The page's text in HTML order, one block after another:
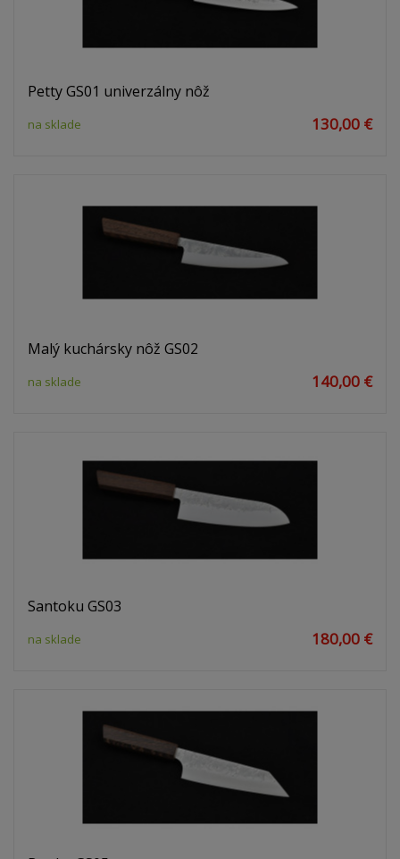
Petty GS01 univerzálny nôž
na sklade 130,00 €
Malý kuchársky nôž GS02
na sklade 140,00 €
Santoku GS03
na sklade 180,00 €